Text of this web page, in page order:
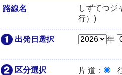
路線名
しずてつジ
行）)
出発日選択 年
区分選択 片 道 ：